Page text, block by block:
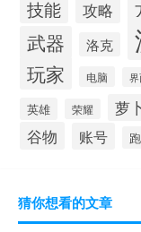
技能 攻略
武器 洛克
玩家 电脑
英雄 荣耀 萝
谷物 账号
猜你想看的文章